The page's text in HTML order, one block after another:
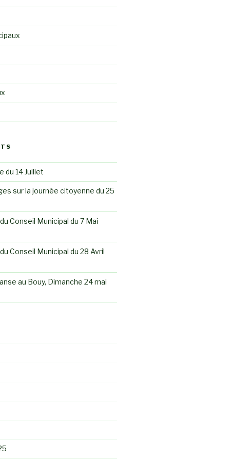
du 14 Juillet
sur la journée citoyenne du 25
Conseil Municipal du 7 Mai
Conseil Municipal du 28 Avril
au Bouy, Dimanche 24 mai